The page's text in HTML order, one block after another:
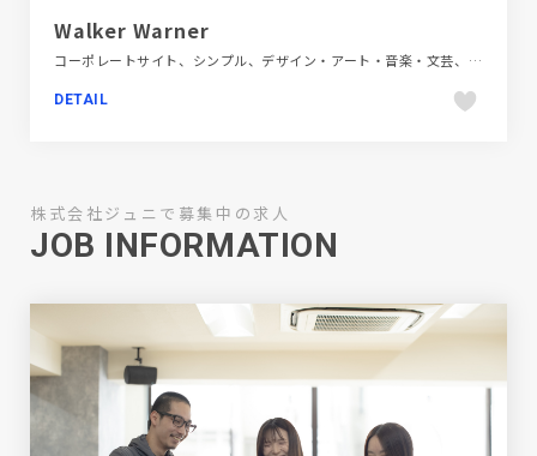
Walker Warner
コーポレートサイト、シンプル、デザイン・アート・音楽・文芸、ブランド・サービスサイト、ホワイト系、ポートフォリオ、動画が流れる、大きめ写真、建設・住宅・不動産、海外サイト
DETAIL
株式会社ジュニで募集中の求人
JOB INFORMATION